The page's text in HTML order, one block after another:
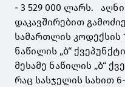
- 3 529 000 ლარს.
დაკავშირებით
სამართლის კოდექსის
ნაწილის „ბ“
მესამე ნაწილის „ბ“
რაც სასჯელის სახით